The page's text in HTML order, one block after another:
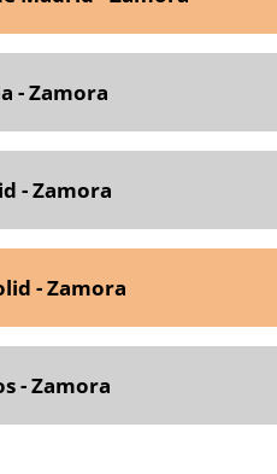
- Zamora
- Zamora
- Zamora
- Zamora